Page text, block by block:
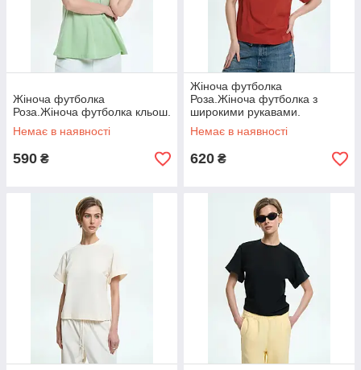
Жіноча футболка
Роза.Жіноча футболка кльош.
Немає в наявності
590 ₴
Жіноча футболка
Роза.Жіноча футболка з
широкими рукавами.
Немає в наявності
620 ₴